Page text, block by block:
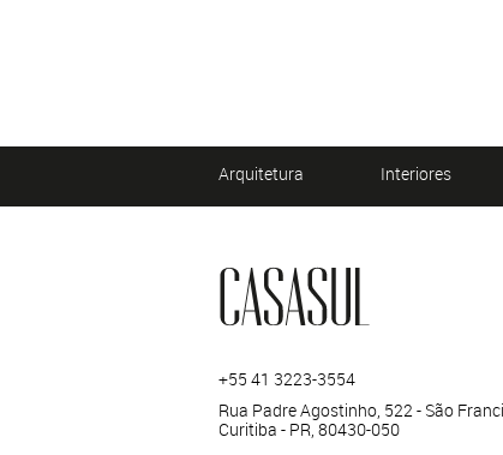
Arquitetura Interiores
+55 41 3223-3554
Rua Padre Agostinho, 522 - São
Curitiba - PR, 80430-050